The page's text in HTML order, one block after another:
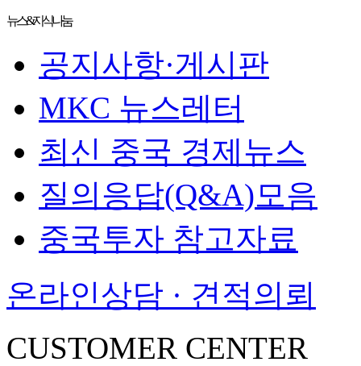
뉴스&지식나눔
공지사항·게시판
MKC 뉴스레터
최신 중국 경제뉴스
질의응답(Q&A)모음
중국투자 참고자료
온라인상담 · 견적의뢰
CUSTOMER CENTER